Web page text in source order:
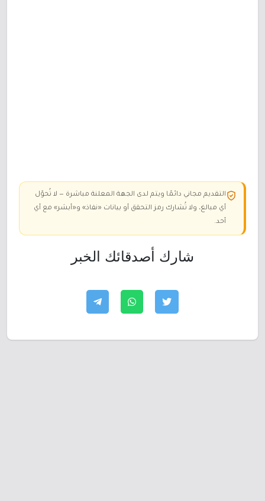
التقديم مجاني دائمًا ويتم لدى الجهة المعلنة مباشرة — لا تُحوّل
أي مبالغ، ولا تُشارك رمز التحقق أو بيانات «نفاذ» و«أبشر» مع أي
أحد.
شارك أصدقائك الخبر